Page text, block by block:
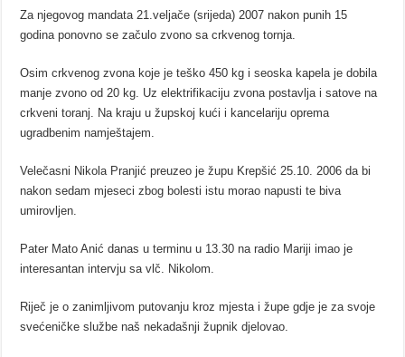
Za njegovog mandata 21.veljače (srijeda) 2007 nakon punih 15
godina ponovno se začulo zvono sa crkvenog tornja.
Osim crkvenog zvona koje je teško 450 kg i seoska kapela je dobila
manje zvono od 20 kg. Uz elektrifikaciju zvona postavlja i satove na
crkveni toranj. Na kraju u župskoj kući i kancelariju oprema
ugradbenim namještajem.
Velečasni Nikola Pranjić preuzeo je župu Krepšić 25.10. 2006 da bi
nakon sedam mjeseci zbog bolesti istu morao napusti te biva
umirovljen.
Pater Mato Anić danas u terminu u 13.30 na radio Mariji imao je
interesantan intervju sa vlč. Nikolom.
Riječ je o zanimljivom putovanju kroz mjesta i župe gdje je za svoje
svećeničke službe naš nekadašnji župnik djelovao.